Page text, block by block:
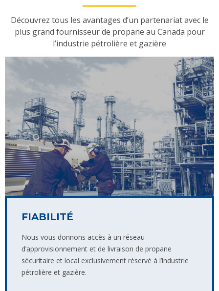
Découvrez tous les avantages d’un partenariat avec le
plus grand fournisseur de propane au Canada pour
l’industrie pétrolière et gazière
FIABILITÉ
Nous vous donnons accès à un réseau
d’approvisionnement et de livraison de propane
sécuritaire et local exclusivement réservé à l’industrie
pétrolière et gazière.